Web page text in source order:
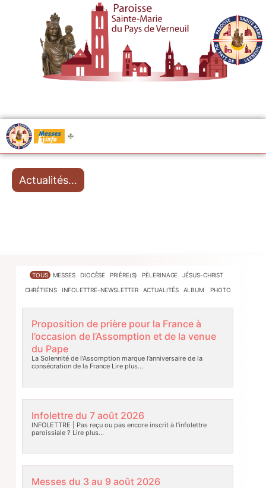
Messes
Actualités…
TOUS MESSES DIOCÈSE PRIÈRE(S) PÈLERINAGE JÉSUS-CHRIST
CHRÉTIENS INFOLETTRE-NEWSLETTER ACTUALITÉS ALBUM PHOTO
Proposition de prière pour la France à
l’occasion de l’Assomption et de la venue
du Pape
La Solennité de l’Assomption marque l’anniversaire de la
consécration de la FranceLire plus…
Infolettre du 7 août 2026
INFOLETTRE | Pas reçu ou pas encore inscrit à l’infolettre
paroissiale ? Lire plus…
Messes du 3 au 9 août 2026